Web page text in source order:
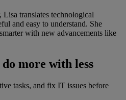
Lisa translates technological
and easy to understand. She
with new advancements like
more with less
tasks, and fix IT issues before